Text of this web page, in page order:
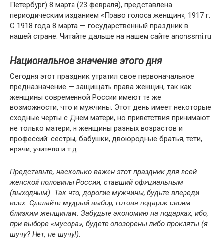
Петербург) 8 марта (23 февраля), представлена
периодическим изданием «Право голоса женщин», 1917 г.
С 1918 года 8 марта — государственный праздник в
нашей стране. Читайте дальше на нашем сайте anonssmi.ru
Национальное значение этого дня
Сегодня этот праздник утратил свое первоначальное
предназначение — защищать права женщин, так как
женщины современной России имеют те же
возможности, что и мужчины. Этот день имеет некоторые
сходные черты с Днем матери, но приветствия принимают
не только матери, н женщины разных возрастов и
профессий: сестры, бабушки, двоюродные братья, тети,
врачи, учителя и т.д.
Представьте, насколько важен этот праздник для всей
женской половины России, ставший официальным
(выходным). Так что, дорогие мужчины, будьте впереди
всех. Сделайте мудрый выбор, готовя подарок своим
близким женщинам. Забудьте экономию на подарках, ибо,
при выборе «мусора», будете опозорены либо прокляты (я
шучу? Нет, не шучу!).